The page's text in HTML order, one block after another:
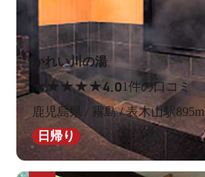
かれい川の湯
★★★★★4.01件の口コミ
鹿児島県 / 霧島 / 表木山駅895m
日帰り